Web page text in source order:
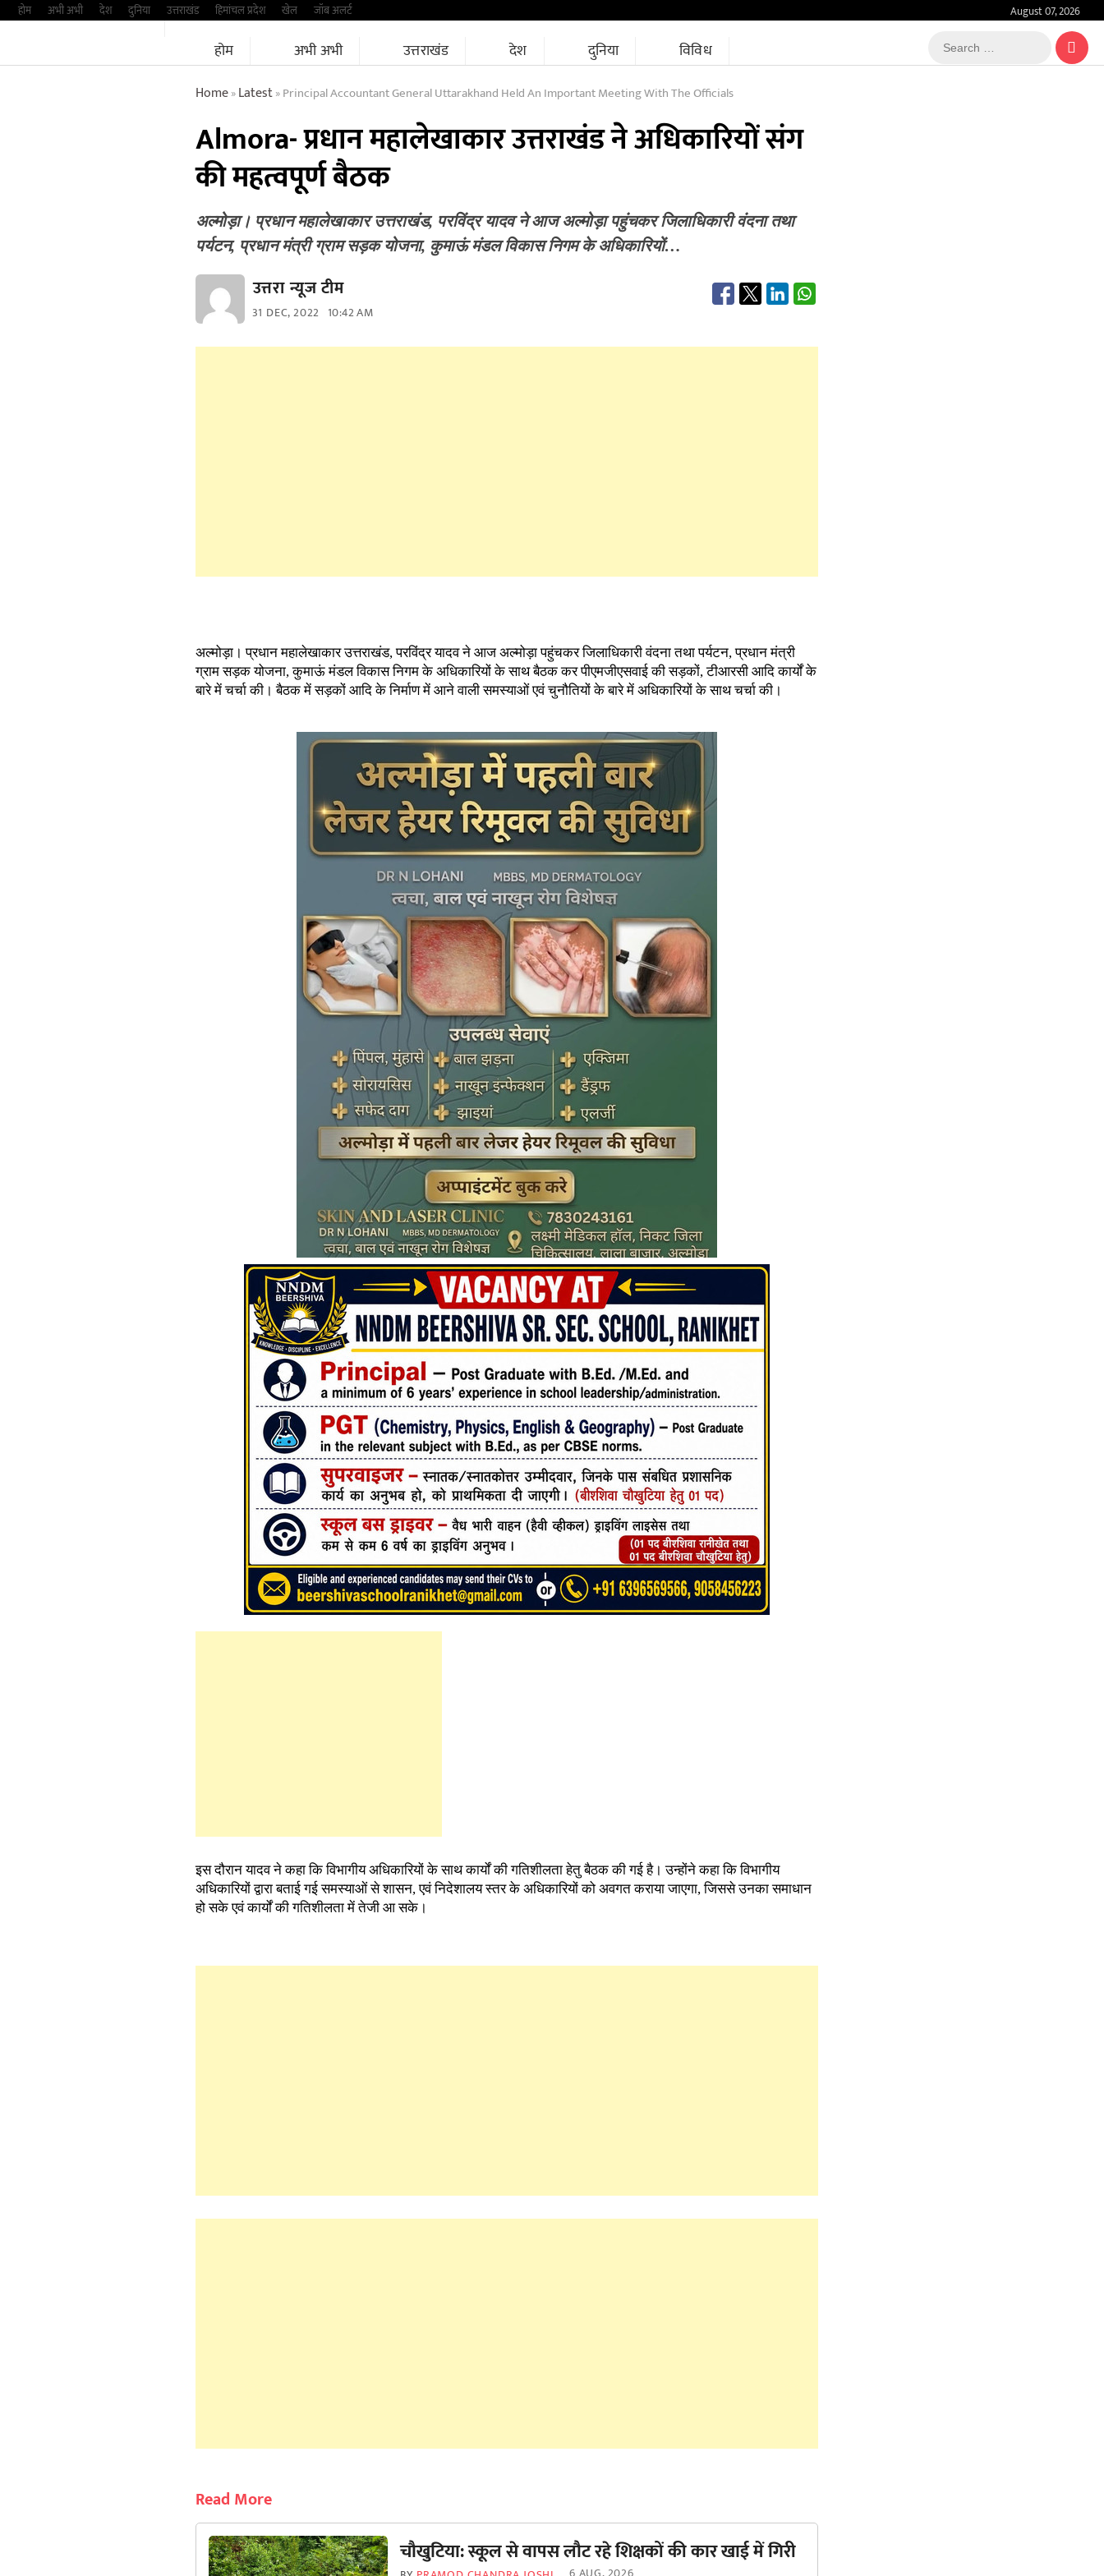
Skipहोम अभी अभी देश दुनिया उत्तराखंड हिमांचल प्रदेश खेल जॉब अलर्ट August 07, 2026
होम अभी अभी उत्तराखंड देश दुनिया विविध
Search
…
Home»Latest»Principal Accountant General Uttarakhand Held An Important Meeting With The Officials
Almora- प्रधान महालेखाकार उत्तराखंड ने अधिकारियों संग
की महत्वपूर्ण बैठक
अल्मोड़ा। प्रधान महालेखाकार उत्तराखंड, परविंद्र यादव ने आज अल्मोड़ा पहुंचकर जिलाधिकारी वंदना तथा
पर्यटन, प्रधान मंत्री ग्राम सड़क योजना, कुमाऊं मंडल विकास निगम के अधिकारियों…
उत्तरा न्यूज टीम
31 DEC, 2022 10:42 AM
अल्मोड़ा। प्रधान महालेखाकार उत्तराखंड, परविंद्र यादव ने आज अल्मोड़ा पहुंचकर जिलाधिकारी वंदना तथा पर्यटन, प्रधान मंत्री
ग्राम सड़क योजना, कुमाऊं मंडल विकास निगम के अधिकारियों के साथ बैठक कर पीएमजीएसवाई की सड़कों, टीआरसी आदि कार्यों के
बारे में चर्चा की। बैठक में सड़कों आदि के निर्माण में आने वाली समस्याओं एवं चुनौतियों के बारे में अधिकारियों के साथ चर्चा की।
इस दौरान यादव ने कहा कि विभागीय अधिकारियों के साथ कार्यों की गतिशीलता हेतु बैठक की गई है। उन्होंने कहा कि विभागीय
अधिकारियों द्वारा बताई गई समस्याओं से शासन, एवं निदेशालय स्तर के अधिकारियों को अवगत कराया जाएगा, जिससे उनका समाधान
हो सके एवं कार्यों की गतिशीलता में तेजी आ सके।
Read More
चौखुटिया: स्कूल से वापस लौट रहे शिक्षकों की कार खाई में गिरी